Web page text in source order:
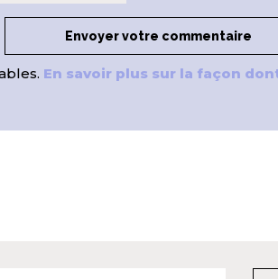
En savoir plus sur la façon